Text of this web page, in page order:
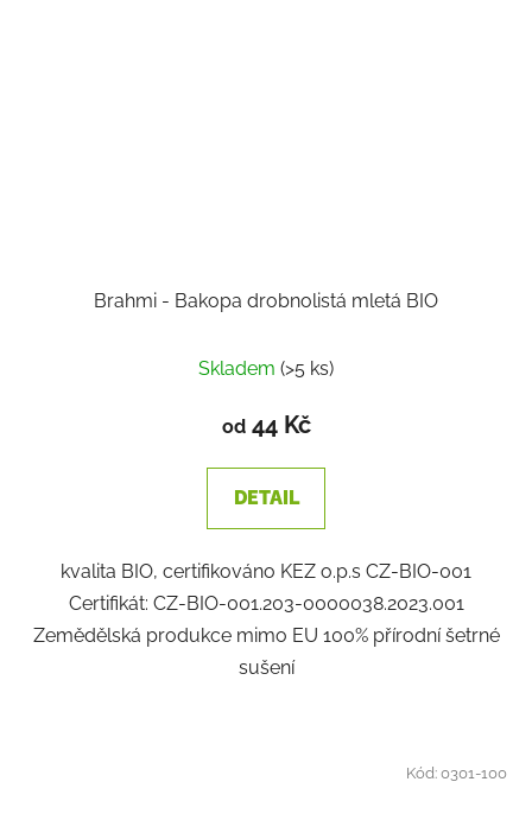
Brahmi - Bakopa drobnolistá mletá BIO
hodnocení
produktu
je
1,0
z
hvězdiček.
Skladem (>5 ks)
od44 Kč
DETAIL
kvalita BIO, certifikováno KEZ o.p.s CZ-BIO-001
Certifikát: CZ-BIO-001.203-0000038.2023.001
Zemědělská produkce mimo EU 100% přírodní šetrné
sušení
Kód:0301-100